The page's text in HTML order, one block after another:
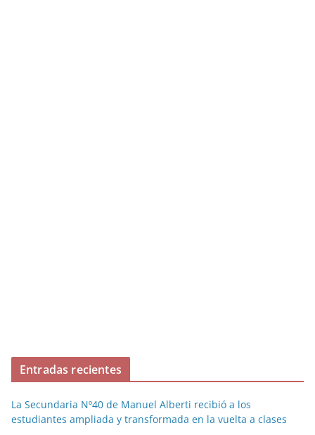
Entradas recientes
La Secundaria Nº40 de Manuel Alberti recibió a los
estudiantes ampliada y transformada en la vuelta a clases